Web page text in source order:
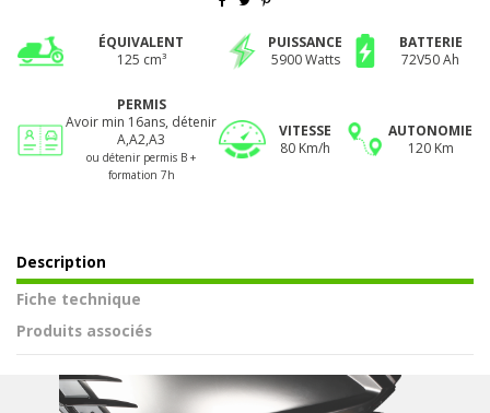
ÉQUIVALENT
125 cm³
PUISSANCE
5900 Watts
BATTERIE
72V50 Ah
PERMIS
Avoir min 16ans, détenir
A,A2,A3
ou détenir permis B +
formation 7h
VITESSE
80 Km/h
AUTONOMIE
120 Km
Description
Fiche technique
Produits associés